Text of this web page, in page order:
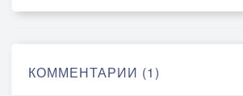
КОММЕНТАРИИ (1)